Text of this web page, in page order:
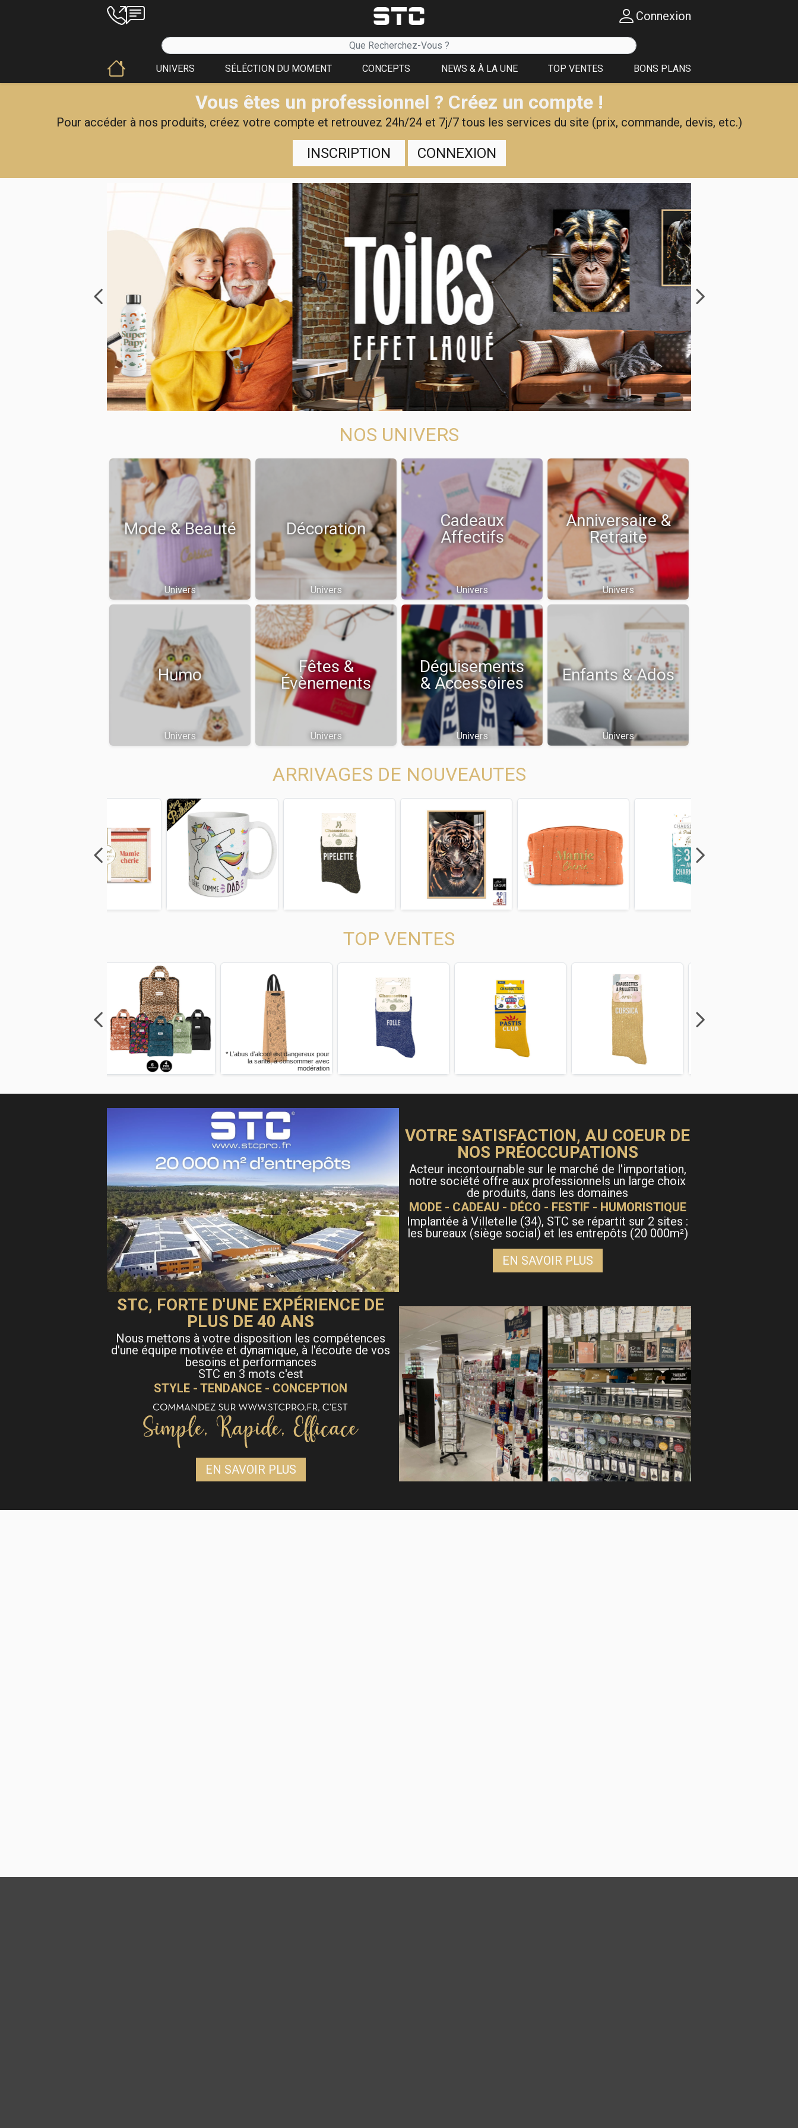
Connexion
UNIVERS SÉLÉCTION DU MOMENT CONCEPTS NEWS & À LA UNE TOP VENTES BONS PLANS
Vous êtes un professionnel ? Créez un compte !
Pour accéder à nos produits, créez votre compte et retrouvez 24h/24 et 7j/7 tous les services du site (prix, commande, devis, etc.)
INSCRIPTION CONNEXION
NOS UNIVERS
Mode & Beauté
Univers
Décoration
Univers
Cadeaux
Affectifs
Univers
Anniversaire &
Retraite
Univers
Humo
Univers
Fêtes &
Évènements
Univers
Déguisements
& Accessoires
Univers
Enfants & Ados
Univers
ARRIVAGES DE NOUVEAUTES
Next Previous Next Previous Next Previous Next Previous Next Previous Next Previous
TOP VENTES
Next
* L’abus d’alcool est dangereux pour
la santé, à consommer avec
Previous Previous Previous Previous Previous Next Previous
VOTRE SATISFACTION, AU COEUR DE
NOS PRÉOCCUPATIONS
Acteur incontournable sur le marché de l'importation,
notre société offre aux professionnels un large choix
de produits, dans les domaines
MODE - CADEAU - DÉCO - FESTIF - HUMORISTIQUE
Implantée à Villetelle (34), STC se répartit sur 2 sites :
les bureaux (siège social) et les entrepôts (20 000m²)
EN SAVOIR PLUS
STC, FORTE D'UNE EXPÉRIENCE DE
PLUS DE 40 ANS
Nous mettons à votre disposition les compétences
d'une équipe motivée et dynamique, à l'écoute de vos
besoins et performances
STC en 3 mots c'est
STYLE - TENDANCE - CONCEPTION
EN SAVOIR PLUS